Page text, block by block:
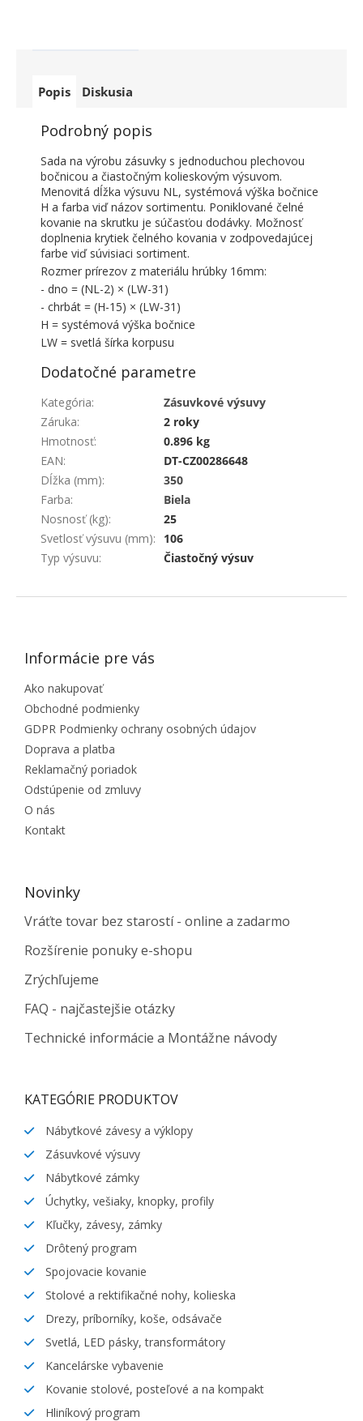
Popis Diskusia
Podrobný popis
Sada na výrobu zásuvky s jednoduchou plechovou
bočnicou a čiastočným kolieskovým výsuvom.
Menovitá dĺžka výsuvu NL, systémová výška bočnice
H a farba viď názov sortimentu. Poniklované čelné
kovanie na skrutku je súčasťou dodávky. Možnosť
doplnenia krytiek čelného kovania v zodpovedajúcej
farbe viď súvisiaci sortiment.
Rozmer prírezov z materiálu hrúbky 16mm:
- dno = (NL-2) × (LW-31)
- chrbát = (H-15) × (LW-31)
H = systémová výška bočnice
LW = svetlá šírka korpusu
Dodatočné parametre
Kategória:
Zásuvkové výsuvy
Záruka:
2 roky
Hmotnosť:
0.896 kg
EAN:
DT-CZ00286648
Dĺžka (mm):
350
Farba:
Biela
Nosnosť (kg):
25
Svetlosť výsuvu (mm):
106
Typ výsuvu: Čiastočný výsuv
ZÁPÄTIE
Informácie pre vás
Ako nakupovať
Obchodné podmienky
GDPR Podmienky ochrany osobných údajov
Doprava a platba
Reklamačný poriadok
Odstúpenie od zmluvy
O nás
Kontakt
Novinky
Vráťte tovar bez starostí - online a zadarmo
Rozšírenie ponuky e-shopu
Zrýchľujeme
FAQ - najčastejšie otázky
Technické informácie a Montážne návody
KATEGÓRIE PRODUKTOV
Nábytkové závesy a výklopy
Zásuvkové výsuvy
Nábytkové zámky
Úchytky, vešiaky, knopky, profily
Kľučky, závesy, zámky
Drôtený program
Spojovacie kovanie
Stolové a rektifikačné nohy, kolieska
Drezy, príborníky, koše, odsávače
Svetlá, LED pásky, transformátory
Kancelárske vybavenie
Kovanie stolové, posteľové a na kompakt
Hliníkový program